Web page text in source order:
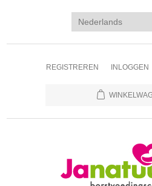
REGISTREREN INLOGGEN